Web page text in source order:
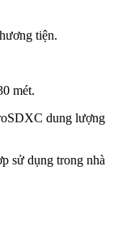
tiện.
mét.
dung lượng
sử dụng trong nhà